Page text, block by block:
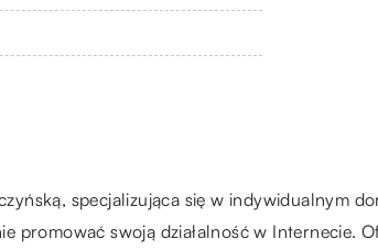
specjalizująca się w indywidualnym
promować swoją działalność w Internecie.